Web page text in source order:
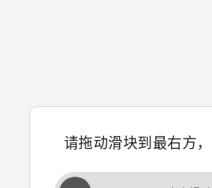
请拖动滑块到最右方